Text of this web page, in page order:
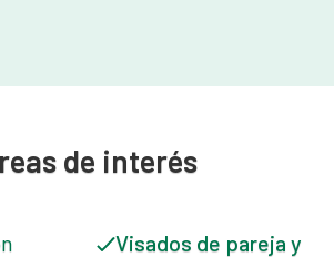
de interés
Visados de pareja y